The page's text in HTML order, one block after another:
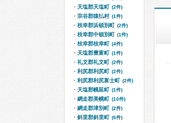
天塩郡天塩町 (2件)
宗谷郡猿払村 (1件)
枝幸郡浜頓別町 (2件)
枝幸郡中頓別町 (1件)
枝幸郡枝幸町 (4件)
天塩郡豊富町 (1件)
礼文郡礼文町 (2件)
利尻郡利尻町 (2件)
利尻郡利尻富士町 (2件)
天塩郡幌延町 (1件)
網走郡美幌町 (10件)
網走郡津別町 (2件)
斜里郡斜里町 (6件)